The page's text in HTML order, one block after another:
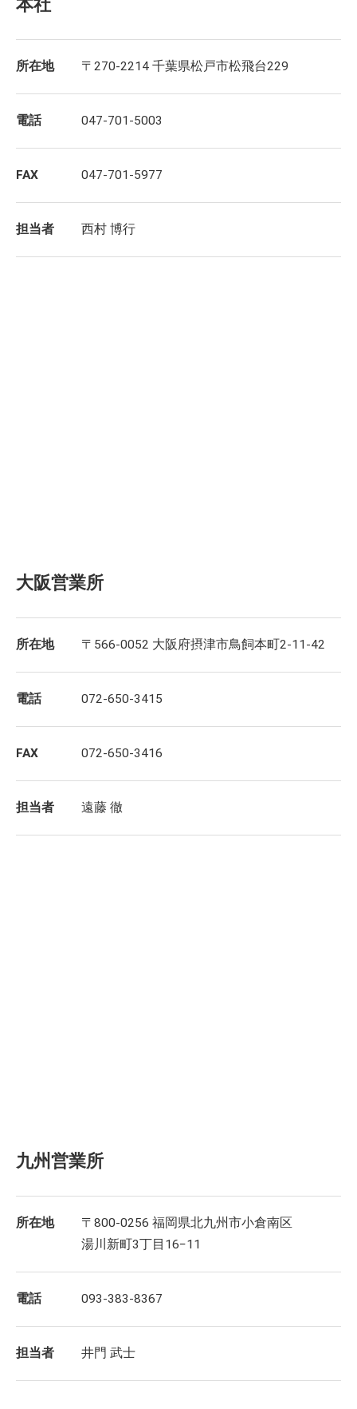
本社
所在地 〒270-2214 千葉県松戸市松飛台229
電話 047-701-5003
FAX 047-701-5977
担当者 西村 博行
大阪営業所
所在地 〒566-0052 大阪府摂津市鳥飼本町2-11-42
電話 072-650-3415
FAX 072-650-3416
担当者 遠藤 徹
九州営業所
所在地
〒800-0256 福岡県北九州市小倉南区
湯川新町3丁目16−11
電話 093-383-8367
担当者 井門 武士